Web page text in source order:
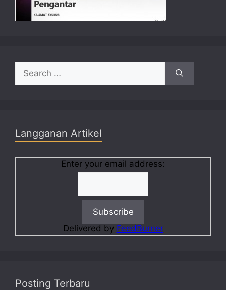
for:
Langganan Artikel
Enter your email address:
Delivered by FeedBurner
Posting Terbaru